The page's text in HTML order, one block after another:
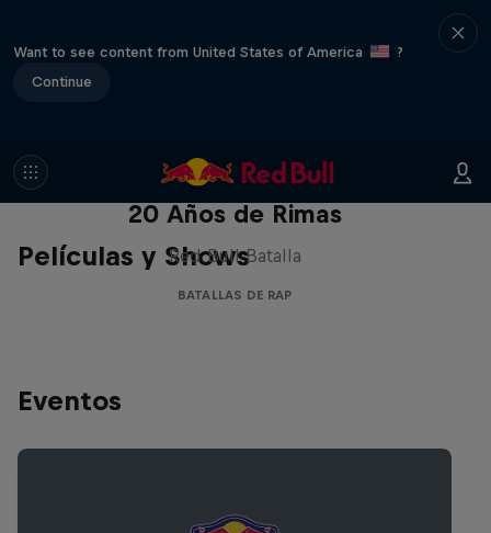
Want to see content from United States of America
?
Continue
Películas y Shows
Red Bull Batalla Nueva Historia:
20 Años de Rimas
Red Bull Batalla
BATALLAS DE RAP
Eventos